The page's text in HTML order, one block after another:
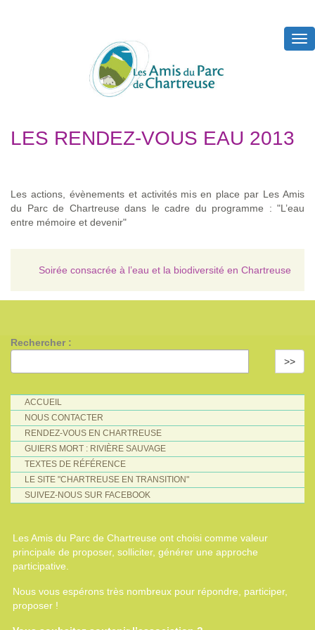
LES RENDEZ-VOUS EAU 2013
Les actions, évènements et activités mis en place par Les Amis
du Parc de Chartreuse dans le cadre du programme : "L’eau
entre mémoire et devenir"
Soirée consacrée à l’eau et la biodiversité en Chartreuse
Rechercher :
>>
ACCUEIL
NOUS CONTACTER
RENDEZ-VOUS EN CHARTREUSE
GUIERS MORT : RIVIÈRE SAUVAGE
TEXTES DE RÉFÉRENCE
LE SITE "CHARTREUSE EN TRANSITION"
SUIVEZ-NOUS SUR FACEBOOK
Les Amis du Parc de Chartreuse ont choisi comme valeur
principale de proposer, solliciter, générer une approche
participative.
Nous vous espérons très nombreux pour répondre, participer,
proposer !